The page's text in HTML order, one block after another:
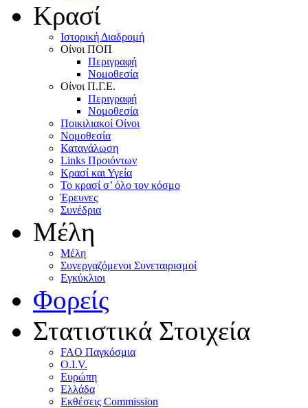
Κρασί
Iστορική Διαδρομή
Oίνοι ΠOΠ
Περιγραφή
Nομοθεσία
Oίνοι Π.Γ.E.
Περιγραφή
Νομοθεσία
Ποικιλιακοί Oίνοι
Nομοθεσία
Κατανάλωση
Links Προιόντων
Κρασί και Υγεία
To κρασί σ’ όλο τον κόσμο
Έρευνες
Συνέδρια
Μέλη
Mέλη
Συνεργαζόμενοι Συνεταιρισμοί
Εγκύκλιοι
Φορείς
Στατιστικά Στοιχεία
FAO Παγκόσμια
O.I.V.
Ευρώπη
Ελλάδα
Eκθέσεις Commission